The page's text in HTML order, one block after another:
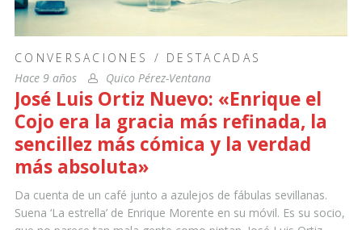
CONVERSACIONES / DESTACADAS
Hace 9 años
Quico Pérez-Ventana
José Luis Ortiz Nuevo: «Enrique el
Cojo era la gracia más refinada, la
sencillez más cómica y la verdad
más absoluta»
Da cuenta de un café junto a azulejos de fábulas sevillanas.
Suena ‘La estrella’ de Enrique Morente en su móvil. Es su socio,